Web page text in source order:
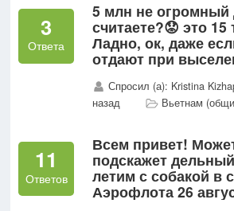
3
Ответа
5 млн не огромный
считаете?😟 это
Ладно, ок, даже
отдают при
аэропорту
то совсем другой...
Спросил (а): Kristina
назад
Вьетнам
11
Ответов
Всем привет!
подскажет
летим с собакой в
Аэрофлота 26